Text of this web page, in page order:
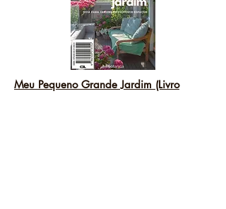
Meu Pequeno Grande Jardim (Livro